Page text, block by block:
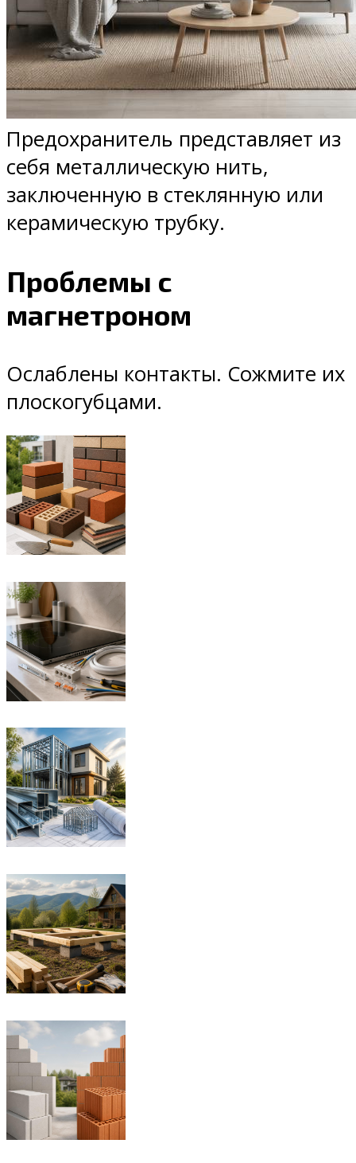
Предохранитель представляет из
себя металлическую нить,
заключенную в стеклянную или
керамическую трубку.
Проблемы с
магнетроном
Ослаблены контакты. Сожмите их
плоскогубцами.